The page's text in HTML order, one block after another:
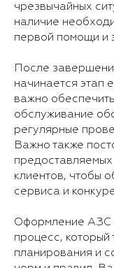
чрезвычайных
наличие
первой помощи и
После
начинается этап
важно
обслуживание
регулярные
Важно также
предоставляемых
клиентов, чтобы
сервиса и
Оформление АЗС
процесс, который
планирования и